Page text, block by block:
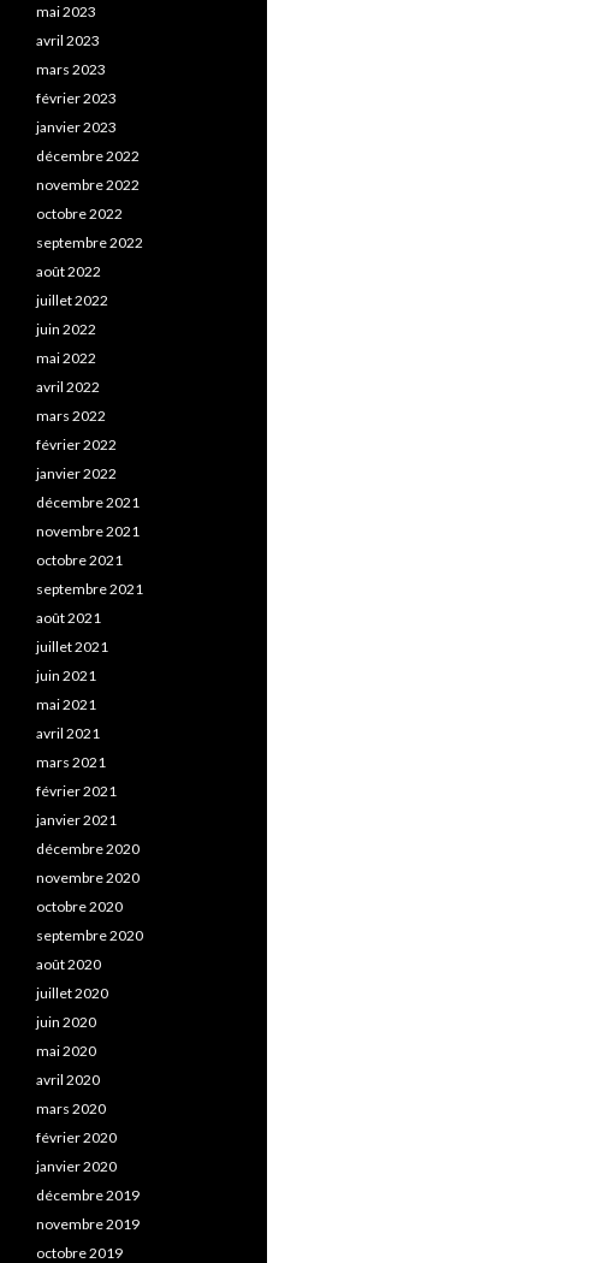
mai 2023
avril 2023
mars 2023
février 2023
janvier 2023
décembre 2022
novembre 2022
octobre 2022
septembre 2022
août 2022
juillet 2022
juin 2022
mai 2022
avril 2022
mars 2022
février 2022
janvier 2022
décembre 2021
novembre 2021
octobre 2021
septembre 2021
août 2021
juillet 2021
juin 2021
mai 2021
avril 2021
mars 2021
février 2021
janvier 2021
décembre 2020
novembre 2020
octobre 2020
septembre 2020
août 2020
juillet 2020
juin 2020
mai 2020
avril 2020
mars 2020
février 2020
janvier 2020
décembre 2019
novembre 2019
octobre 2019